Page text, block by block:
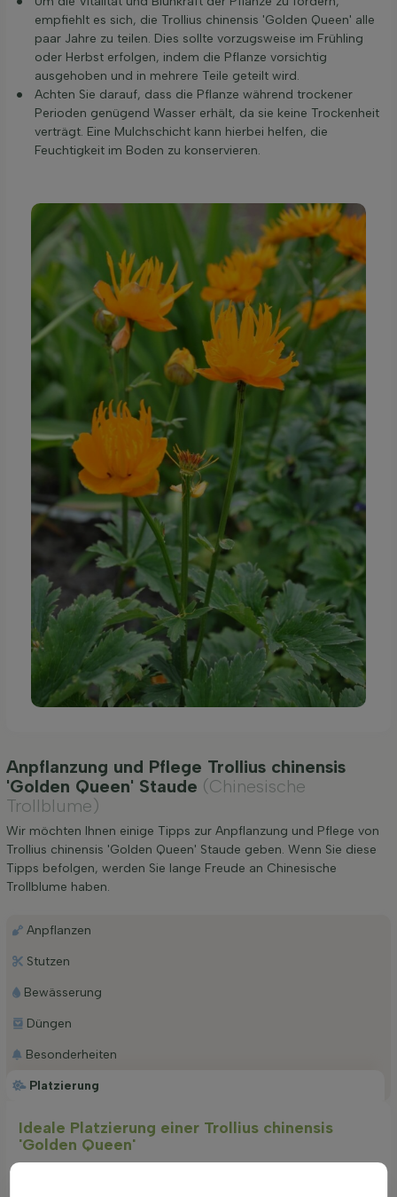
empfiehlt es sich, die Trollius chinensis 'Golden Queen' alle
paar Jahre zu teilen. Dies sollte vorzugsweise im Frühling
oder Herbst erfolgen, indem die Pflanze vorsichtig
ausgehoben und in mehrere Teile geteilt wird.
Achten Sie darauf, dass die Pflanze während trockener
Perioden genügend Wasser erhält, da sie keine Trockenheit
verträgt. Eine Mulchschicht kann hierbei helfen, die
Feuchtigkeit im Boden zu konservieren.
Anpflanzung und Pflege Trollius chinensis
'Golden Queen' Staude (Chinesische
Trollblume)
Wir möchten Ihnen einige Tipps zur Anpflanzung und Pflege von
Trollius chinensis 'Golden Queen' Staude geben. Wenn Sie diese
Tipps befolgen, werden Sie lange Freude an Chinesische
Trollblume haben.
Platzierung
Anpflanzen
Stutzen
Bewässerung
Düngen
Besonderheiten
Ideale Platzierung einer Trollius chinensis
'Golden Queen'